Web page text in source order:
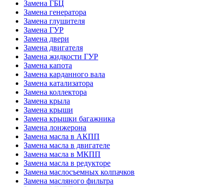
Замена ГБЦ
Замена генератора
Замена глушителя
Замена ГУР
Замена двери
Замена двигателя
Замена жидкости ГУР
Замена капота
Замена карданного вала
Замена катализатора
Замена коллектора
Замена крыла
Замена крыши
Замена крышки багажника
Замена лонжерона
Замена масла в АКПП
Замена масла в двигателе
Замена масла в МКПП
Замена масла в редукторе
Замена маслосъемных колпачков
Замена масляного фильтра